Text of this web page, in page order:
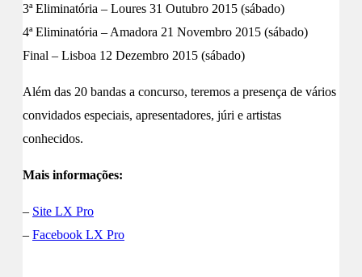
3ª Eliminatória – Loures 31 Outubro 2015 (sábado)
4ª Eliminatória – Amadora 21 Novembro 2015 (sábado)
Final – Lisboa 12 Dezembro 2015 (sábado)
Além das 20 bandas a concurso, teremos a presença de vários
convidados especiais, apresentadores, júri e artistas
conhecidos.
Mais informações:
– Site LX Pro
– Facebook LX Pro